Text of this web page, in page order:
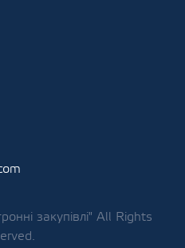
закупівлі" All Rights